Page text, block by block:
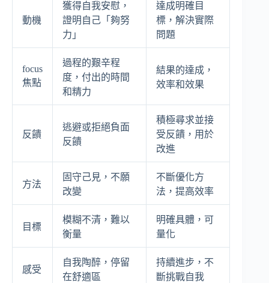
動機
獲得自我安慰，
證明自己「夠努
力」
達成明確目
標，解決實際
問題
focus
焦點
過程的艱辛程
度，付出的時間
和精力
結果的達成，
效率和效果
反饋
逃避或拒絕負面
反饋
積極尋求並接
受反饋，用於
改進
方法
固守己見，不願
改變
不斷優化方
法，提高效率
目標
模糊不清，難以
衡量
明確具體，可
量化
感受
自我陶醉，停留
在舒適區
持續進步，不
斷挑戰自我